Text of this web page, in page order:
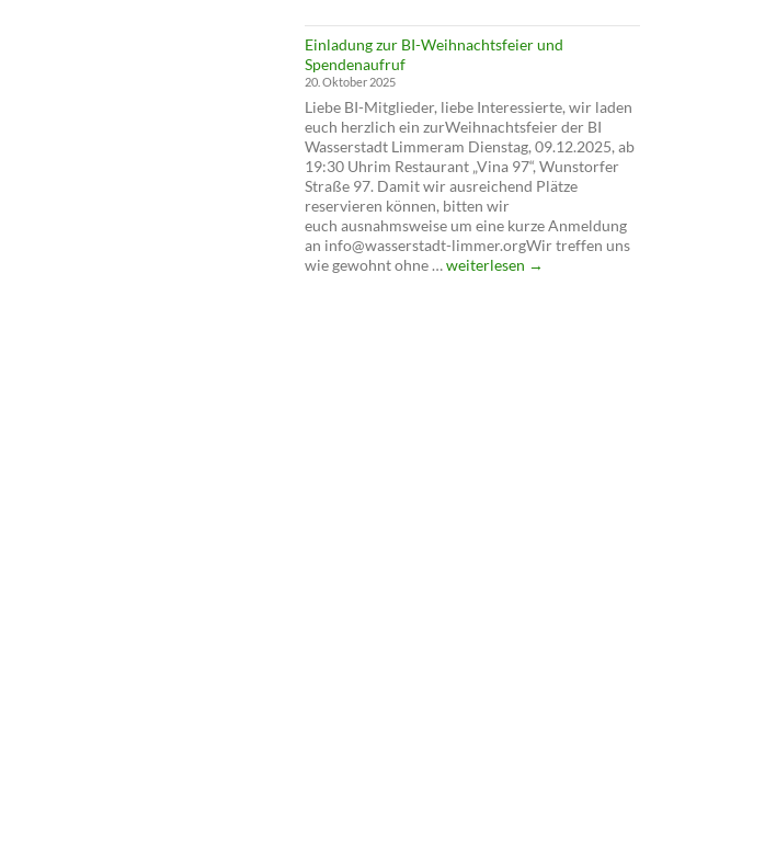
Tempo
30
Wunstorfer
Straße
Einladung zur BI-Weihnachtsfeier und
Spendenaufruf
20. Oktober 2025
Liebe BI-Mitglieder, liebe Interessierte, wir laden
euch herzlich ein zurWeihnachtsfeier der BI
Wasserstadt Limmeram Dienstag, 09.12.2025, ab
19:30 Uhrim Restaurant „Vina 97“, Wunstorfer
Straße 97. Damit wir ausreichend Plätze
reservieren können, bitten wir
euch ausnahmsweise um eine kurze Anmeldung
an info@wasserstadt-limmer.orgWir treffen uns
wie gewohnt ohne …Einladung
weiterlesen →